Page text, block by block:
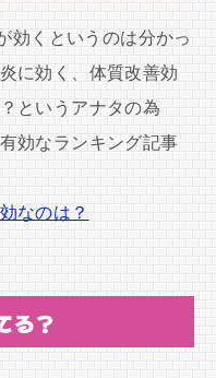
効くというのは分かっ
に効く、体質改善効
というアナタの為
効なランキング記事
なのは？
る？